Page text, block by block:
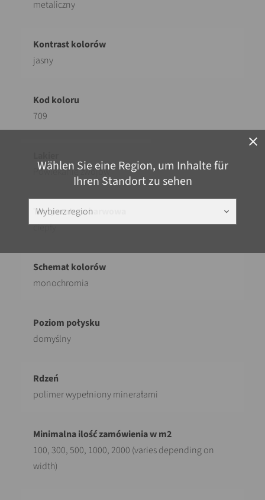
close
Wählen Sie eine Region, um Inhalte für
Ihren Standort zu sehen
Wybierz region keyboard_arrow_down
metaliczny
jasny
709
Powlekanie zwojów
ciepły
monochromia
domyślny
polimer wypełniony minerałami
100, 300, 500, 1000, 2000 (varies depending on
width)